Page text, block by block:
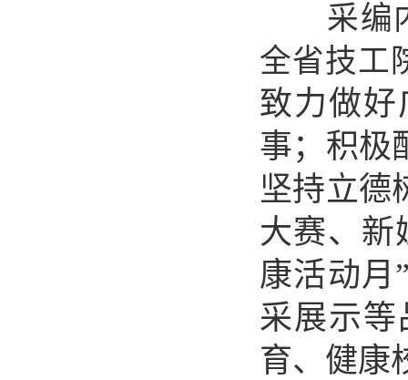
采编
全省技工
致力做好
事；积极
坚持立德
大赛、新
康活动月
采展示等
育、健康